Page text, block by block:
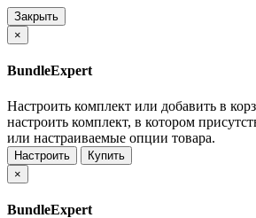
Закрыть
×
BundleExpert
Настроить комплект или добавить в
настроить комплект, в котором
или настраиваемые опции товара.
Настроить
Купить
×
BundleExpert